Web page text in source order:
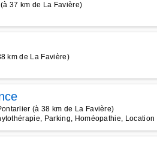
37 km de La Favière)
km de La Favière)
(à 38 km de La Favière)
Parking, Homéopathie, Location